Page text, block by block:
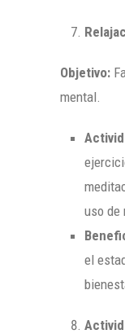
Objetivo:
mental.
uso de
el